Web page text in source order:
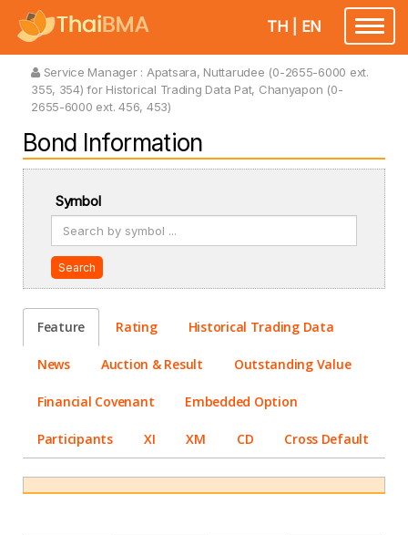
Toggle
TH EN
Service Manager : Apatsara, Nuttarudee (0-2655-6000 ext.
355, 354) for Historical Trading Data Pat, Chanyapon (0-
2655-6000 ext. 456, 453)
Bond Information
Symbol
Search
Feature Rating Historical Trading Data
News Auction & Result Outstanding Value
Financial Covenant Embedded Option
Participants XI XM CD Cross Default